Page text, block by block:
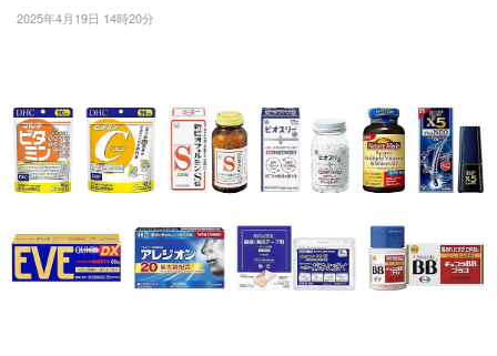
2025年4月19日 14時20分